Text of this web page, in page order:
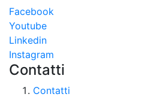
Facebook
Youtube
Linkedin
Instagram
Contatti
Contatti